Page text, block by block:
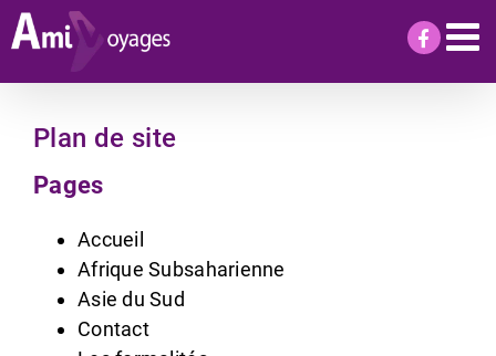
Passer
au
Plan de site
Pages
Accueil
Afrique Subsaharienne
Asie du Sud
Contact